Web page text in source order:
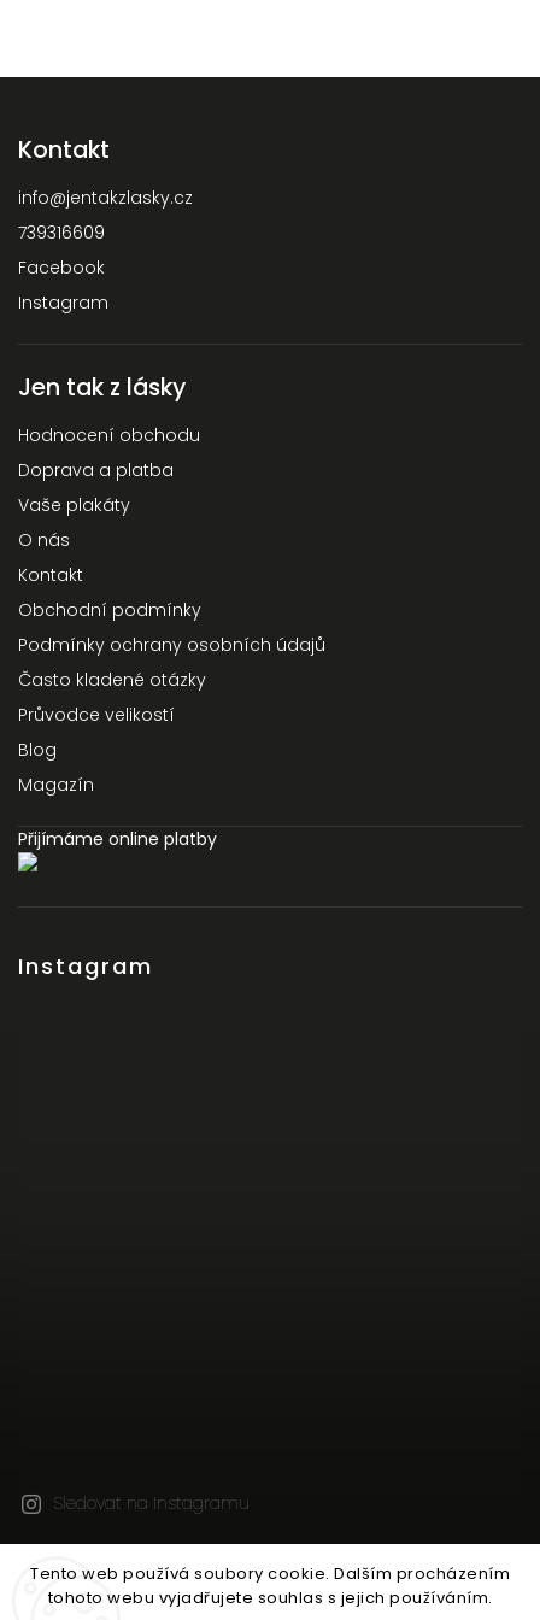
Tento web používá soubory cookie. Dalším procházením
tohoto webu vyjadřujete souhlas s jejich používáním.
Kontakt
info@jentakzlasky.cz
739316609
Facebook
Instagram
Jen tak z lásky
Hodnocení obchodu
Doprava a platba
Vaše plakáty
O nás
Kontakt
Obchodní podmínky
Podmínky ochrany osobních údajů
Často kladené otázky
Průvodce velikostí
Blog
Magazín
Přijímáme online platby
Instagram
Sledovat na Instagramu
Copyright 2026Jen tak z lásky. Všechna práva
vyhrazena.